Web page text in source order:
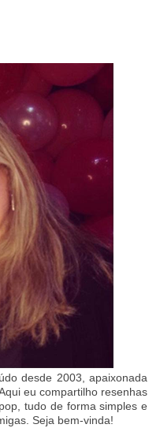
desde 2003, apaixonada
eu compartilho resenhas
tudo de forma simples e
Seja bem-vinda!